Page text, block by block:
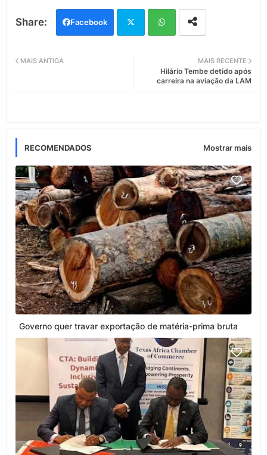
Facebook
ats
MAIS RECENTE
Hilário Tembe detido após
carreira na aviação da LAM
MAIS ANTIGA
RECOMENDADOS Mostrar mais
Governo quer travar exportação de matéria-prima bruta